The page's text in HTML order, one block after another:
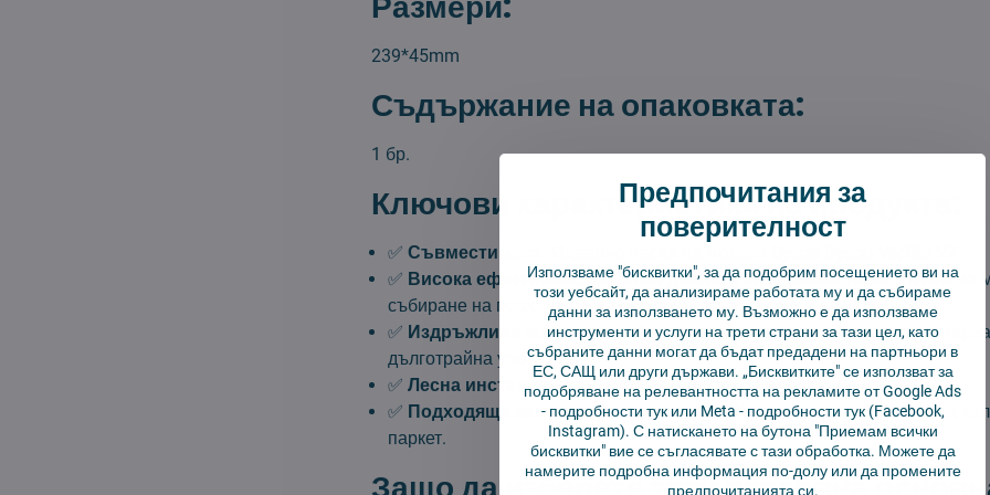
239*45mm
Съдържание на опаковката:
1 бр.
Ключови характеристики на продукта:
✅Съвместимост:
✅ Висока ефективност:Стилен дизайн и висококачествени влакна за
събиране на прах, косми и други замърсявания.
✅ Издръжливи материали:Изработена от здрави и устойчиви
дълготрайна употреба.
✅Лесна инсталация:Подмяната на четката е бърза и лесна.
✅ Подходяща за всички повърхности:Идеална за твърди подове,
паркет.
Предпочитания за
поверителност
Използваме "бисквитки", за да подобрим посещението ви на
този уебсайт, да анализираме работата му и да събираме
данни за използването му. Възможно е да използваме
инструменти и услуги на трети страни за тази цел, като
събраните данни могат да бъдат предадени на партньори в
ЕС, САЩ или други държави. „Бисквитките" се използват за
подобряване на релевантността на рекламите от Google Ads
- подробности тукили Meta - подробности тук(Facebook,
Instagram). С натискането на бутона "Приемам всички
бисквитки" вие се съгласявате с тази обработка. Можете да
намерите подробна информация по-долу или да промените
предпочитанията си.